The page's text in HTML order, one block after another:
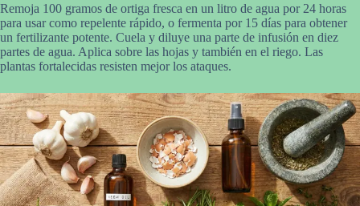
Remoja 100 gramos de ortiga fresca en un litro de agua por 24 horas
para usar como repelente rápido, o fermenta por 15 días para obtener
un fertilizante potente. Cuela y diluye una parte de infusión en diez
partes de agua. Aplica sobre las hojas y también en el riego. Las
plantas fortalecidas resisten mejor los ataques.